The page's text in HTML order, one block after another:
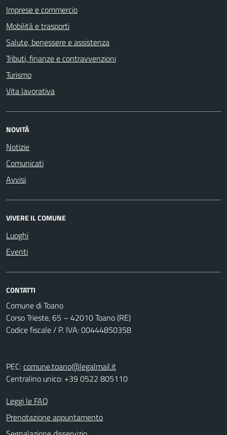
Imprese e commercio
Mobilità e trasporti
Salute, benessere e assistenza
Tributi, finanze e contravvenzioni
Turismo
Vita lavorativa
NOVITÀ
Notizie
Comunicati
Avvisi
VIVERE IL COMUNE
Luoghi
Eventi
CONTATTI
Comune di Toano
Corso Trieste, 65 – 42010 Toano (RE)
Codice fiscale / P. IVA: 00444850358
PEC:comune.toano@legalmail.it
Centralino unico: +39 0522 805110
Leggi le FAQ
Prenotazione appuntamento